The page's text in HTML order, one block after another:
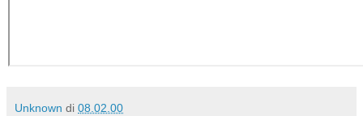
Unknown di 08.02.00